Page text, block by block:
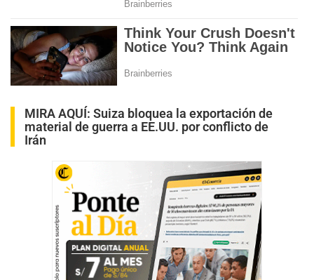
MIRA AQUÍ: Suiza bloquea la exportación de
material de guerra a EE.UU. por conflicto de
Irán